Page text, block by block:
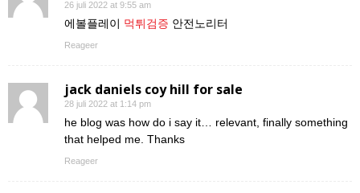
26 juli 2022 at 9:55 am
에볼플레이 먹튀검증 안전노리터
Reageer
jack daniels coy hill for sale
28 juli 2022 at 1:14 pm
he blog was how do i say it… relevant, finally something
that helped me. Thanks
Reageer